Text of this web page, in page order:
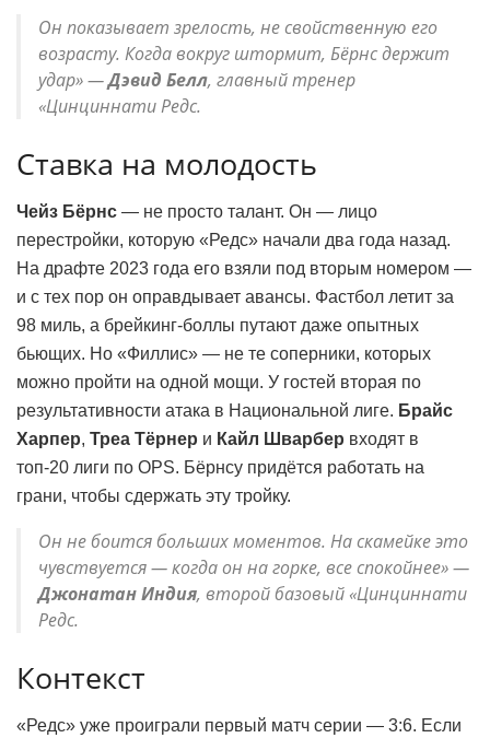
Он показывает зрелость, не свойственную его
возрасту. Когда вокруг штормит, Бёрнс держит
удар» —Дэвид Белл, главный тренер
«Цинциннати Редс.
Ставка на молодость
Чейз Бёрнс — не просто талант. Он — лицо
перестройки, которую «Редс» начали два года назад.
На драфте 2023 года его взяли под вторым номером —
и с тех пор он оправдывает авансы. Фастбол летит за
98 миль, а брейкинг-боллы путают даже опытных
бьющих. Но «Филлис» — не те соперники, которых
можно пройти на одной мощи. У гостей вторая по
результативности атака в Национальной лиге. Брайс
Харпер, Треа Тёрнер и Кайл Шварбер входят в
топ-20 лиги по OPS. Бёрнсу придётся работать на
грани, чтобы сдержать эту тройку.
Он не боится больших моментов. На скамейке это
чувствуется — когда он на горке, все спокойнее» —
Джонатан Индия, второй базовый «Цинциннати
Редс.
Контекст
«Редс» уже проиграли первый матч серии — 3:6. Если